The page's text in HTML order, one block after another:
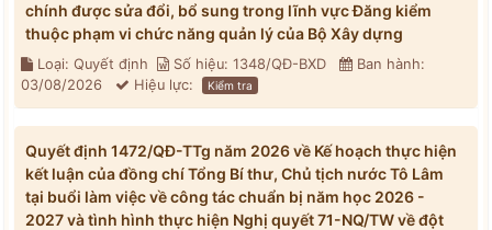
chính được sửa đổi, bổ sung trong lĩnh vực Đăng kiểm
thuộc phạm vi chức năng quản lý của Bộ Xây dựng
Loại: Quyết định Số hiệu: 1348/QĐ-BXD
Ban hành:
03/08/2026
Hiệu lực: Kiểm tra
Quyết định 1472/QĐ-TTg năm 2026 về Kế hoạch thực hiện
kết luận của đồng chí Tổng Bí thư, Chủ tịch nước Tô Lâm
tại buổi làm việc về công tác chuẩn bị năm học 2026 -
2027 và tình hình thực hiện Nghị quyết 71-NQ/TW về đột